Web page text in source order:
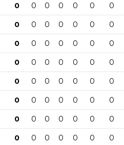
0 0 0 0 0 0 0
0 0 0 0 0 0 0
0 0 0 0 0 0 0
0 0 0 0 0 0 0
0 0 0 0 0 0 0
0 0 0 0 0 0 0
0 0 0 0 0 0 0
0 0 0 0 0 0 0